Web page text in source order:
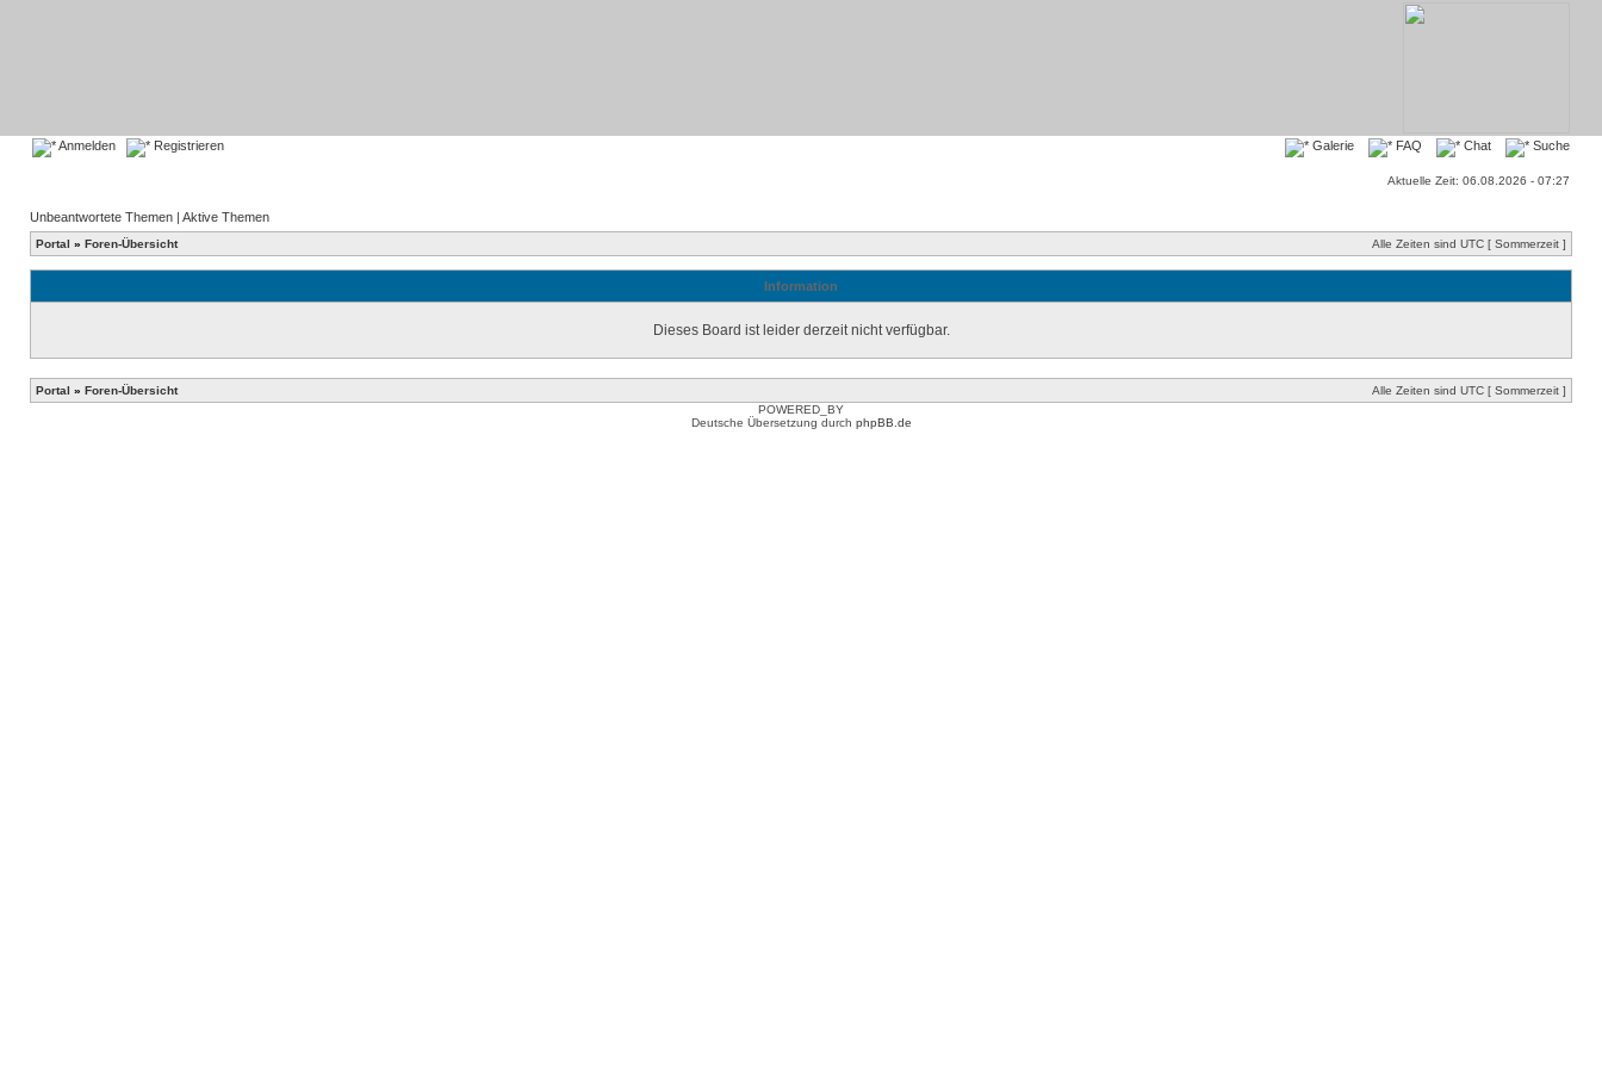
Anmelden Registrieren Galerie FAQ Chat Suche
Aktuelle Zeit: 06.08.2026 - 07:27
Unbeantwortete Themen | Aktive Themen
Portal » Foren-Übersicht Alle Zeiten sind UTC [ Sommerzeit ]
Information
Dieses Board ist leider derzeit nicht verfügbar.
Portal » Foren-Übersicht
Alle Zeiten sind UTC [ Sommerzeit ]
POWERED_BY
Deutsche Übersetzung durch phpBB.de